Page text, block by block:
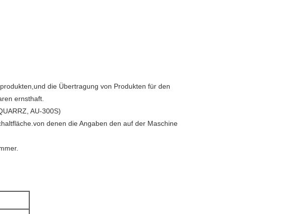
die Übertragung von Produkten für den
ernsthaft.
AU-300S)
denen die Angaben den auf der Maschine